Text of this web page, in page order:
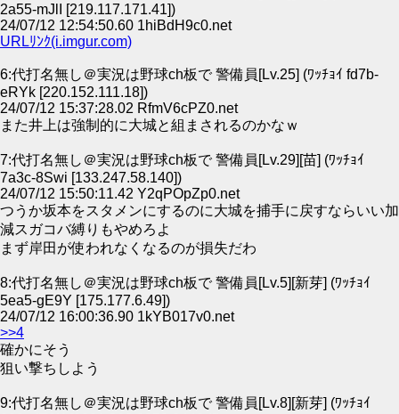
2a55-mJlI [219.117.171.41])
24/07/12 12:54:50.60 1hiBdH9c0.net
URLﾘﾝｸ(i.imgur.com)
6:代打名無し＠実況は野球ch板で 警備員[Lv.25] (ﾜｯﾁｮｲ fd7b-
eRYk [220.152.111.18])
24/07/12 15:37:28.02 RfmV6cPZ0.net
また井上は強制的に大城と組まされるのかなｗ
7:代打名無し＠実況は野球ch板で 警備員[Lv.29][苗] (ﾜｯﾁｮｲ
7a3c-8Swi [133.247.58.140])
24/07/12 15:50:11.42 Y2qPOpZp0.net
つうか坂本をスタメンにするのに大城を捕手に戻すならいい加
減スガコバ縛りもやめろよ
まず岸田が使われなくなるのが損失だわ
8:代打名無し＠実況は野球ch板で 警備員[Lv.5][新芽] (ﾜｯﾁｮｲ
5ea5-gE9Y [175.177.6.49])
24/07/12 16:00:36.90 1kYB017v0.net
>>4
確かにそう
狙い撃ちしよう
9:代打名無し＠実況は野球ch板で 警備員[Lv.8][新芽] (ﾜｯﾁｮｲ